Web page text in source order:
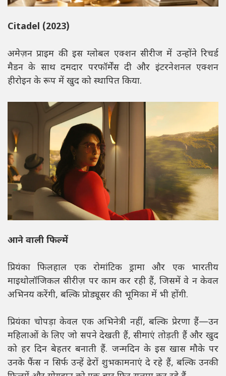
Citadel (2023)
अमेज़न प्राइम की इस ग्लोबल एक्शन सीरीज में उन्होंने रिचर्ड
मैडन के साथ दमदार परफॉर्मेंस दी और इंटरनेशनल एक्शन
हीरोइन के रूप में खुद को स्थापित किया.
आने वाली फिल्में
प्रियंका फिलहाल एक रोमांटिक ड्रामा और एक भारतीय
माइथोलॉजिकल सीरीज़ पर काम कर रही हैं, जिसमें वे न केवल
अभिनय करेंगी, बल्कि प्रोड्यूसर की भूमिका में भी होंगी.
प्रियंका चोपड़ा केवल एक अभिनेत्री नहीं, बल्कि प्रेरणा हैं—उन
महिलाओं के लिए जो सपने देखती हैं, सीमाएं तोड़ती हैं और खुद
को हर दिन बेहतर बनाती हैं. जन्मदिन के इस खास मौके पर
उनके फैंस न सिर्फ उन्हें ढेरों शुभकामनाएं दे रहे हैं, बल्कि उनकी